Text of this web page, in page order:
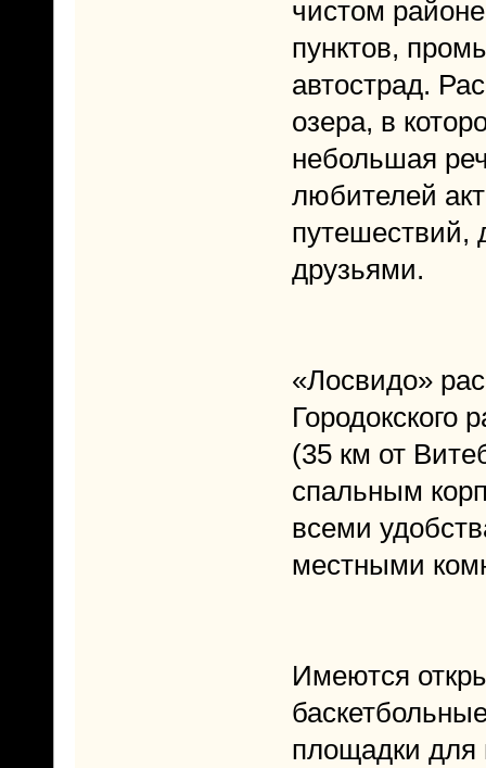
чистом
пунктов,
автострад.
озера, в
небольшая
любителей
путешествий,
друзьями.
«Лосвидо»
Городокского
(35 км от
спальным
всеми
местными
Имеются
площадки для